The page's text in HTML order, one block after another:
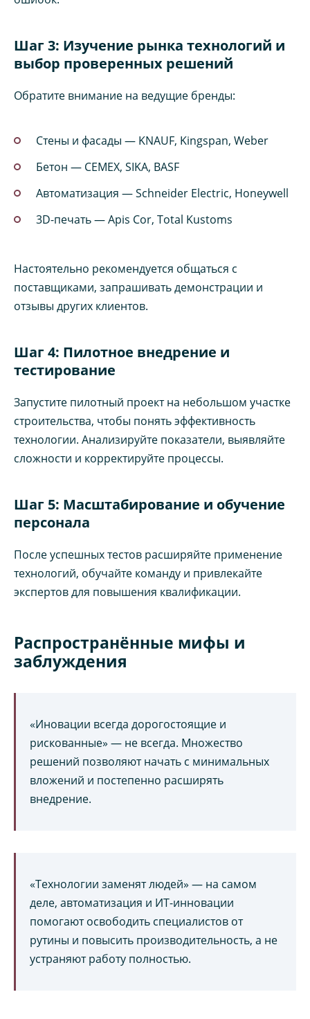
Шаг 3: Изучение рынка технологий и
выбор проверенных решений
Обратите внимание на ведущие бренды:
Стены и фасады — KNAUF, Kingspan, Weber
Бетон — CEMEX, SIKA, BASF
Автоматизация — Schneider Electric, Honeywell
3D-печать — Apis Cor, Total Kustoms
Настоятельно рекомендуется общаться с
поставщиками, запрашивать демонстрации и
отзывы других клиентов.
Шаг 4: Пилотное внедрение и
тестирование
Запустите пилотный проект на небольшом участке
строительства, чтобы понять эффективность
технологии. Анализируйте показатели, выявляйте
сложности и корректируйте процессы.
Шаг 5: Масштабирование и обучение
персонала
После успешных тестов расширяйте применение
технологий, обучайте команду и привлекайте
экспертов для повышения квалификации.
Распространённые мифы и
заблуждения
«Иновации всегда дорогостоящие и
рискованные» — не всегда. Множество
решений позволяют начать с минимальных
вложений и постепенно расширять
внедрение.
«Технологии заменят людей» — на самом
деле, автоматизация и ИТ-инновации
помогают освободить специалистов от
рутины и повысить производительность, а не
устраняют работу полностью.